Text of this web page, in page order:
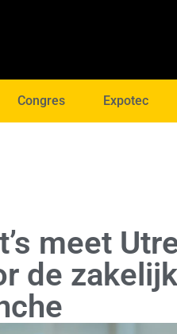
Congres Expotec
meet
de